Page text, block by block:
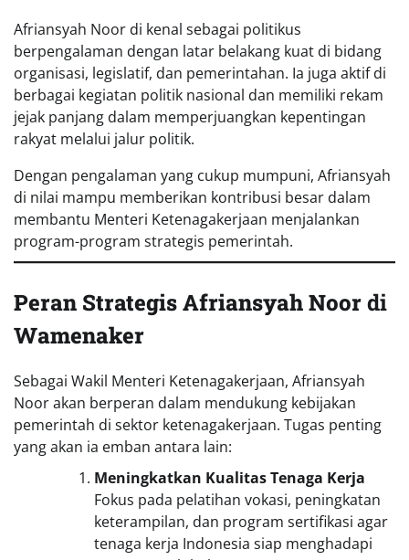
Afriansyah Noor di kenal sebagai politikus
berpengalaman dengan latar belakang kuat di bidang
organisasi, legislatif, dan pemerintahan. Ia juga aktif di
berbagai kegiatan politik nasional dan memiliki rekam
jejak panjang dalam memperjuangkan kepentingan
rakyat melalui jalur politik.
Dengan pengalaman yang cukup mumpuni, Afriansyah
di nilai mampu memberikan kontribusi besar dalam
membantu Menteri Ketenagakerjaan menjalankan
program-program strategis pemerintah.
Peran Strategis Afriansyah Noordi
Wamenaker
Sebagai Wakil Menteri Ketenagakerjaan, Afriansyah
Noor akan berperan dalam mendukung kebijakan
pemerintah di sektor ketenagakerjaan. Tugas penting
yang akan ia emban antara lain:
Meningkatkan Kualitas Tenaga Kerja
Fokus pada pelatihan vokasi, peningkatan
keterampilan, dan program sertifikasi agar
tenaga kerja Indonesia siap menghadapi